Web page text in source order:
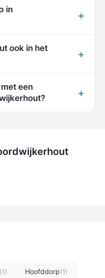
in
ook in het
een
(1) Hoofddorp(1)